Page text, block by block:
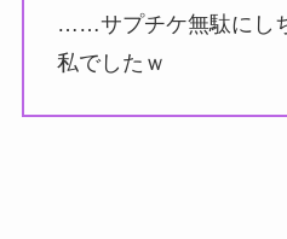
……サプチケ無駄にし
私でしたｗ